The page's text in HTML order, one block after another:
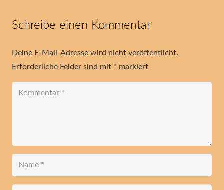
Schreibe einen Kommentar
Deine E-Mail-Adresse wird nicht veröffentlicht.
Erforderliche Felder sind mit * markiert